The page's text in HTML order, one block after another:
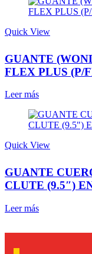
Quick View
GUANTE
FLEX PLUS (P/
Leer más
Quick View
GUANTE
CLUTE (9.5″)
Leer más